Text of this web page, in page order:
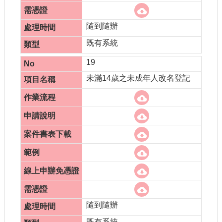
隨到隨辦
既有系統
19
未滿14歲之未成年人改名登記
隨到隨辦